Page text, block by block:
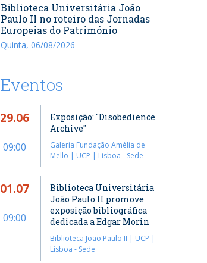
Biblioteca Universitária João
Paulo II no roteiro das Jornadas
Europeias do Património
Quinta, 06/08/2026
Eventos
29.06
09:00
Exposição: "Disobedience
Archive"
Galeria Fundação Amélia de
Mello | UCP | Lisboa - Sede
01.07
09:00
Biblioteca Universitária
João Paulo II promove
exposição bibliográfica
dedicada a Edgar Morin
Biblioteca João Paulo II | UCP |
Lisboa - Sede